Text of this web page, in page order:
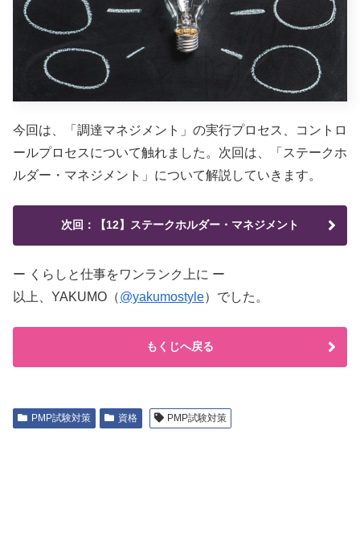
今回は、「調達マネジメント」の実行プロセス、コントロ
ールプロセスについて触れました。次回は、「ステークホ
ルダー・マネジメント」について解説していきます。
次回：【12】ステークホルダー・マネジメント
ー くらしと仕事をワンランク上に ー
以上、YAKUMO（@yakumostyle）でした。
もくじへ戻る
PMP試験対策 資格 PMP試験対策